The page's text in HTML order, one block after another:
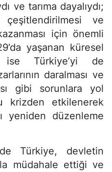
ve tarıma dayalıydı;
ve
için önemli
yaşanan küresel
ise Türkiye’yi de
daralması ve
gibi sorunlara yol
krizden etkilenerek
yeniden düzenleme
Türkiye, devletin
müdahale ettiği ve